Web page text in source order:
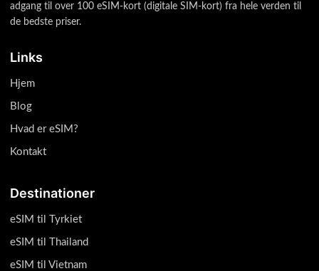
adgang til over 100 eSIM-kort (digitale SIM-kort) fra hele verden til
de bedste priser.
Links
Hjem
Blog
Hvad er eSIM?
Kontakt
Destinationer
eSIM til Tyrkiet
eSIM til Thailand
eSIM til Vietnam